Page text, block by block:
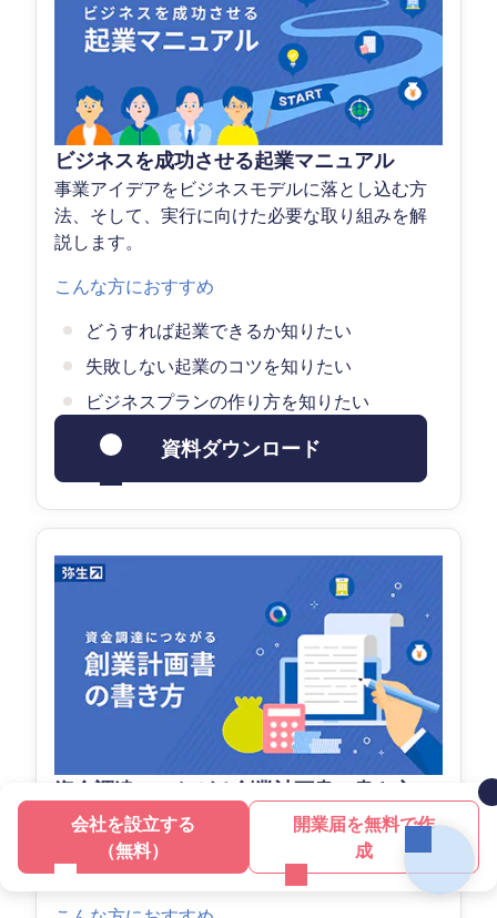
ビジネスを成功させる起業マニュアル
事業アイデアをビジネスモデルに落とし込む方
法、そして、実行に向けた必要な取り組みを解
説します。
こんな方におすすめ
どうすれば起業できるか知りたい
失敗しない起業のコツを知りたい
ビジネスプランの作り方を知りたい
資料ダウンロード
資金調達につながる創業計画書の書き方
起業前に事業計画を作ることで必要な資金が把
握できます。資金調達の種類と方法、そして必
要な準備を解説します。
会社を設立する
（無料）
開業届を無料で作
成